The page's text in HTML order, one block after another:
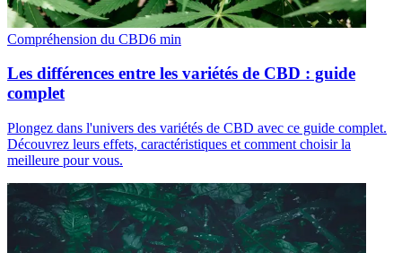
Compréhension du CBD6 min
Les différences entre les variétés de CBD : guide
complet
Plongez dans l'univers des variétés de CBD avec ce guide complet.
Découvrez leurs effets, caractéristiques et comment choisir la
meilleure pour vous.